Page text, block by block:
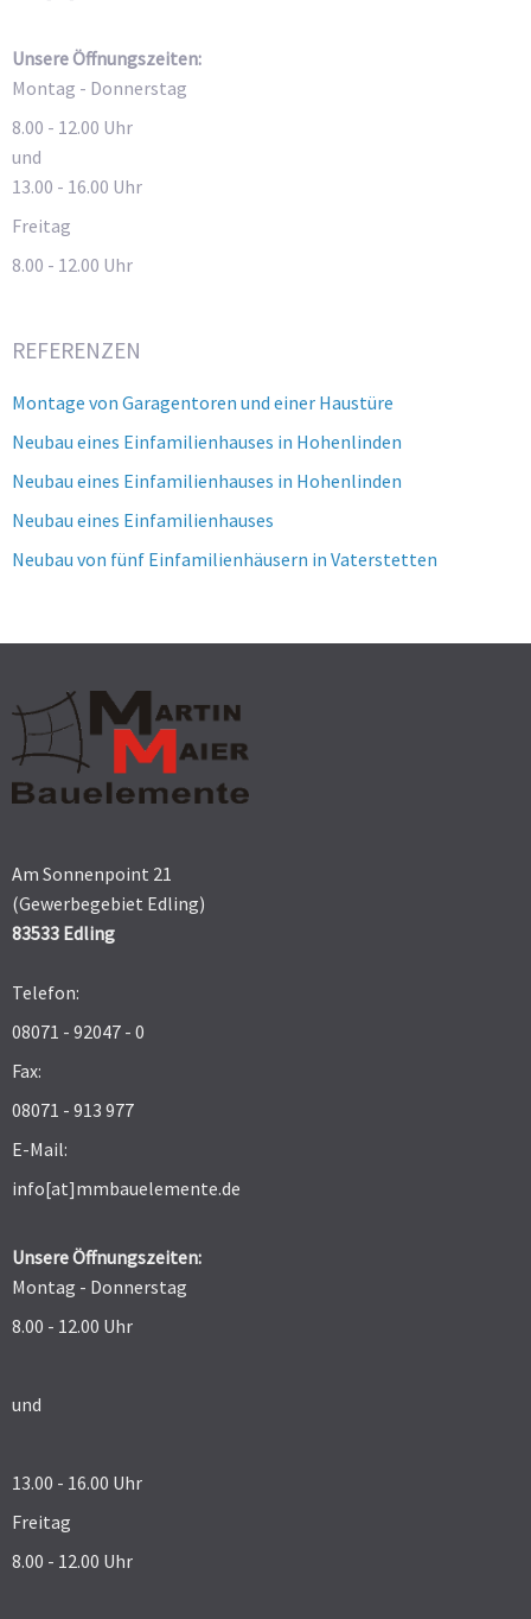
Unsere Öffnungszeiten:
Montag - Donnerstag
8.00 - 12.00 Uhr
und
13.00 - 16.00 Uhr
Freitag
8.00 - 12.00 Uhr
REFERENZEN
Montage von Garagentoren und einer Haustüre
Neubau eines Einfamilienhauses in Hohenlinden
Neubau eines Einfamilienhauses in Hohenlinden
Neubau eines Einfamilienhauses
Neubau von fünf Einfamilienhäusern in Vaterstetten
Am Sonnenpoint 21
(Gewerbegebiet Edling)
83533 Edling
Telefon:
08071 - 92047 - 0
Fax:
08071 - 913 977
E-Mail:
info[at]mmbauelemente.de
Unsere Öffnungszeiten:
Montag - Donnerstag
8.00 - 12.00 Uhr
und
13.00 - 16.00 Uhr
Freitag
8.00 - 12.00 Uhr